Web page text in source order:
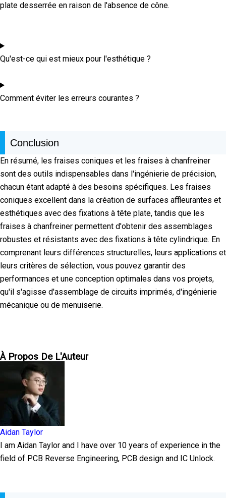
plate desserrée en raison de l'absence de cône.
Qu'est-ce qui est mieux pour l'esthétique ?
Comment éviter les erreurs courantes ?
Conclusion
En résumé, les fraises coniques et les fraises à chanfreiner
sont des outils indispensables dans l'ingénierie de précision,
chacun étant adapté à des besoins spécifiques. Les fraises
coniques excellent dans la création de surfaces affleurantes et
esthétiques avec des fixations à tête plate, tandis que les
fraises à chanfreiner permettent d'obtenir des assemblages
robustes et résistants avec des fixations à tête cylindrique. En
comprenant leurs différences structurelles, leurs applications et
leurs critères de sélection, vous pouvez garantir des
performances et une conception optimales dans vos projets,
qu'il s'agisse d'assemblage de circuits imprimés, d'ingénierie
mécanique ou de menuiserie.
À Propos De L'Auteur
Aidan Taylor
I am Aidan Taylor and I have over 10 years of experience in the
field of PCB Reverse Engineering, PCB design and IC Unlock.